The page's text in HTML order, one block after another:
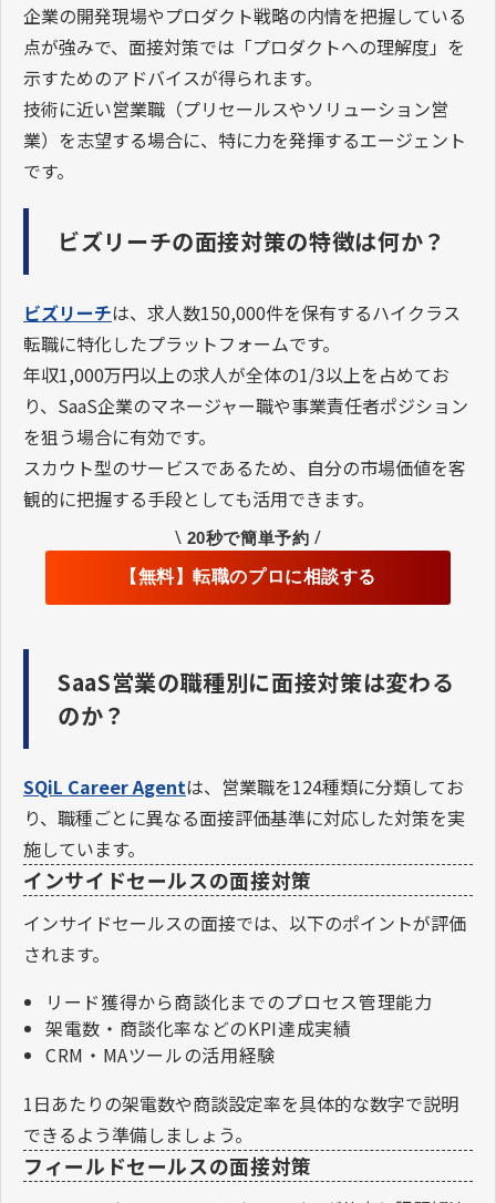
企業の開発現場やプロダクト戦略の内情を把握している
点が強みで、面接対策では「プロダクトへの理解度」を
示すためのアドバイスが得られます。
技術に近い営業職（プリセールスやソリューション営
業）を志望する場合に、特に力を発揮するエージェント
です。
ビズリーチの面接対策の特徴は何か？
ビズリーチは、求人数150,000件を保有するハイクラス
転職に特化したプラットフォームです。
年収1,000万円以上の求人が全体の1/3以上を占めてお
り、SaaS企業のマネージャー職や事業責任者ポジション
を狙う場合に有効です。
スカウト型のサービスであるため、自分の市場価値を客
観的に把握する手段としても活用できます。
\ 20秒で簡単予約 /
【無料】転職のプロに相談する
SaaS営業の職種別に面接対策は変わる
のか？
SQiL Career Agentは、営業職を124種類に分類してお
り、職種ごとに異なる面接評価基準に対応した対策を実
施しています。
インサイドセールスの面接対策
インサイドセールスの面接では、以下のポイントが評価
されます。
リード獲得から商談化までのプロセス管理能力
架電数・商談化率などのKPI達成実績
CRM・MAツールの活用経験
1日あたりの架電数や商談設定率を具体的な数字で説明
できるよう準備しましょう。
フィールドセールスの面接対策